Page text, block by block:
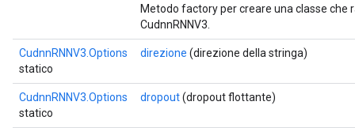
Metodo factory per creare una classe che
CudnnRNNV3.
CudnnRNNV3.Options
statico
direzione (direzione della stringa)
CudnnRNNV3.Options
statico
dropout(dropout flottante)